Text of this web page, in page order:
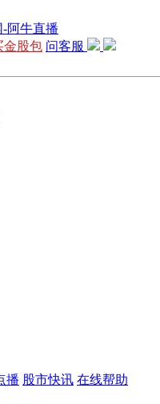
金股包 问客服
播 股市快讯 在线帮助